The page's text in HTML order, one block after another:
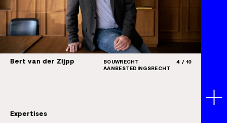
Bert van der Zijpp
BOUWRECHT
AANBESTEDINGSRECHT
4 / 10
Expertises